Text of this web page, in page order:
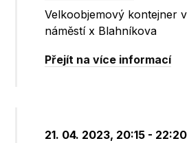
Velkoobjemový kontejner
náměstí x Blahníkova
Přejít na více informací
21. 04. 2023, 20:15 - 22:20